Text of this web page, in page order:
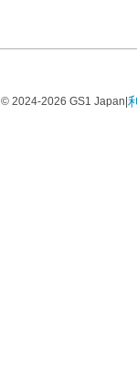
© 2024-2026 GS1 Japan|